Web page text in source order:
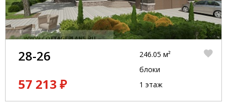
28-26
57 213 ₽
246.05 м²
блоки
1 этаж